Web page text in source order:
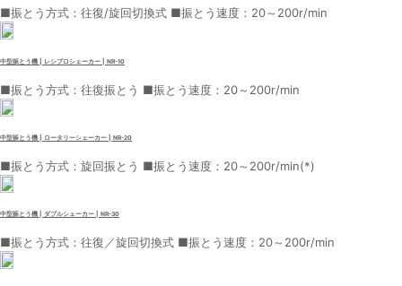
■振とう方式：往復/旋回切換式 ■振とう速度：20～200r/min
中型振とう機 | レシプロシェーカー | NR-10
■振とう方式：往復振とう ■振とう速度：20～200r/min
中型振とう機 | ロータリーシェーカー | NR-20
■振とう方式：旋回振とう ■振とう速度：20～200r/min(*)
中型振とう機 | ダブルシェーカー | NR-30
■振とう方式：往復／旋回切換式 ■振とう速度：20～200r/min